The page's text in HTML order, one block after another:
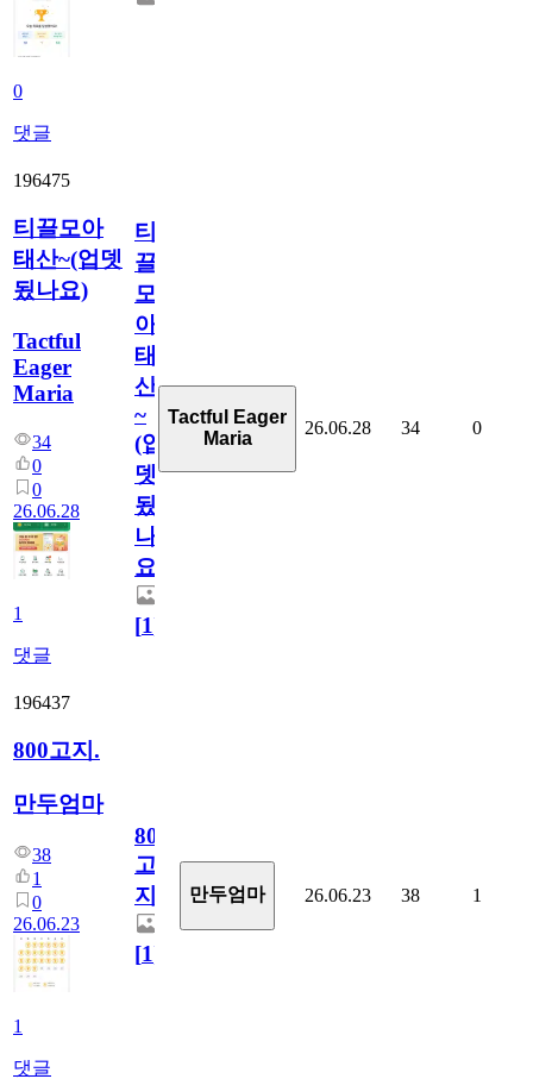
0
댓글
196475
티끌모아
태산~(업뎃
됬나요)
Tactful
Eager
Maria
34
0
0
26.06.28
1
댓글
티
끌
모
아
태
산
~
(업
뎃
됬
나
요)
[1]
Tactful Eager
Maria
26.06.28 34 0
196437
800고지.
만두엄마
38
1
0
26.06.23
1
댓글
800
고
지.
[1]
만두엄마 26.06.23 38 1